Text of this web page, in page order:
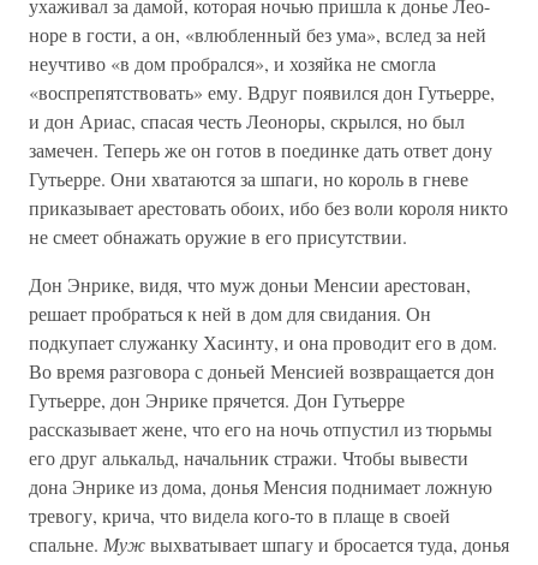
ухаживал за дамой, которая ночью пришла к донье Лео-
норе в гости, а он, «влюбленный без ума», вслед за ней
неучтиво «в дом пробрался», и хозяйка не смогла
«воспрепятствовать» ему. Вдруг появился дон Гутьерре,
и дон Ариас, спасая честь Леоноры, скрылся, но был
замечен. Теперь же он готов в поединке дать ответ дону
Гутьерре. Они хватаются за шпаги, но король в гневе
приказывает арестовать обоих, ибо без воли короля никто
не смеет обнажать оружие в его присутствии.
Дон Энрике, видя, что муж доньи Менсии арестован,
решает пробраться к ней в дом для свидания. Он
подкупает служанку Хасинту, и она проводит его в дом.
Во время разговора с доньей Менсией возвращается дон
Гутьерре, дон Энрике прячется. Дон Гутьерре
рассказывает жене, что его на ночь отпустил из тюрьмы
его друг алькальд, начальник стражи. Чтобы вывести
дона Энрике из дома, донья Менсия поднимает ложную
тревогу, крича, что видела кого-то в плаще в своей
спальне. Мужвыхватывает шпагу и бросается туда, донья